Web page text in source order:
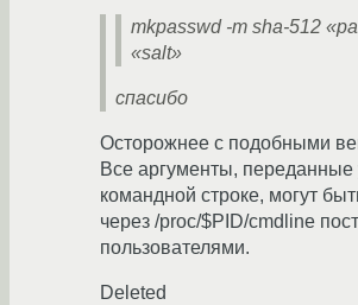
mkpasswd -m sha-512
«salt»
спасибо
Осторожнее с подобными
Все аргументы, переданные
командной строке, могут
через /proc/$PID/cmdline
пользователями.
Deleted